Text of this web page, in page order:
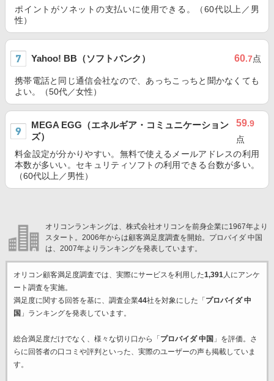
ポイントがソネットの支払いに使用できる。（60代以上／男
性）
Yahoo! BB（ソフトバンク） 60.7点
携帯電話と同じ通信会社なので、あっちこっちと聞かなくても
よい。（50代／女性）
MEGA EGG（エネルギア・コミュニケーション
ズ）
59.9
点
料金設定が分かりやすい。無料で使えるメールアドレスの利用
本数が多いい。セキュリティソフトの利用できる台数が多い。
（60代以上／男性）
オリコンランキングは、株式会社オリコンを前身企業に1967年より
スタート。2006年からは顧客満足度調査を開始。プロバイダ 中国
は、2007年よりランキングを発表しています。
オリコン顧客満足度調査では、実際にサービスを利用した1,391人にアンケ
ート調査を実施。
満足度に関する回答を基に、調査企業44社を対象にした「 プロバイダ 中
国 」ランキングを発表しています。
総合満足度だけでなく、様々な切り口から「 プロバイダ 中国 」を評価。さ
らに回答者の口コミや評判といった、実際のユーザーの声も掲載していま
す。